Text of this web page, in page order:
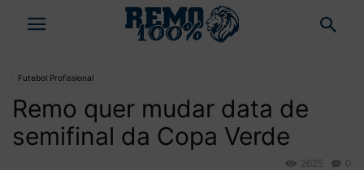
Futebol Profissional
Remo quer mudar data de
semifinal da Copa Verde
0
2625